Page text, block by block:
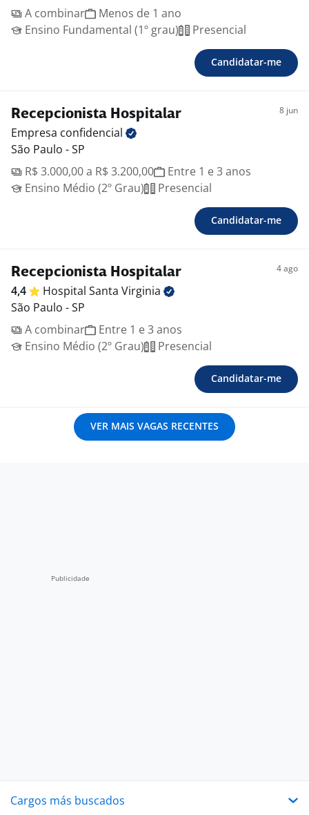
A combinar
Menos de 1 ano
Ensino Fundamental (1º grau)
Presencial
Candidatar-me
Recepcionista Hospitalar 8 jun
Empresa confidencial
São Paulo - SP
R$ 3.000,00 a R$ 3.200,00
Entre 1 e 3 anos
Ensino Médio (2º Grau)
Presencial
Candidatar-me
Recepcionista Hospitalar 4 ago
4,4 Hospital Santa Virginia
São Paulo - SP
A combinar
Entre 1 e 3 anos
Ensino Médio (2º Grau)
Presencial
Candidatar-me
VER MAIS VAGAS RECENTES
Cargos más buscados